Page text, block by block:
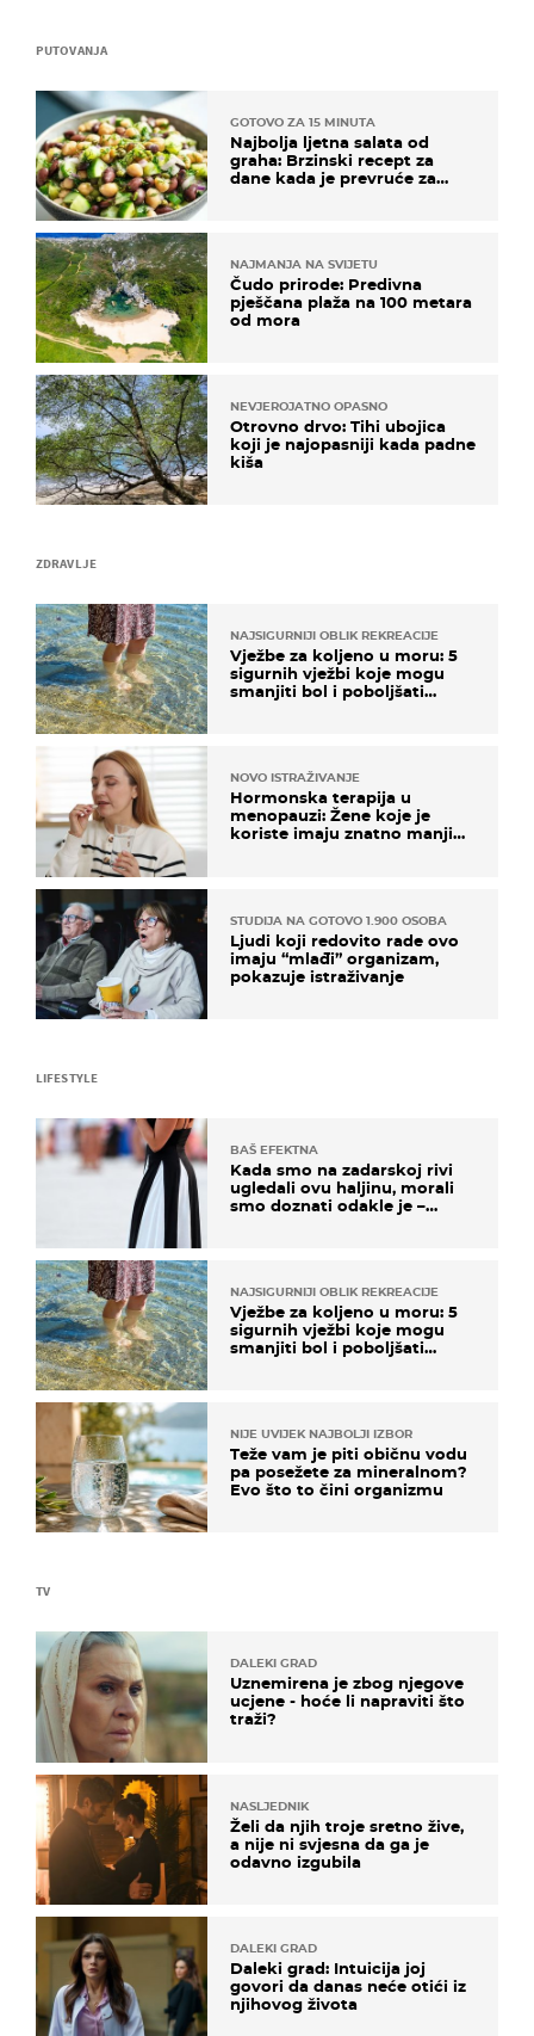
ZDRAVLJE
NAJSIGURNIJI OBLIK REKREACIJE
Vježbe za koljeno u moru: 5
sigurnih vježbi koje mogu
smanjiti bol i poboljšati
NOVO ISTRAŽIVANJE
Hormonska terapija u
menopauzi: Žene koje je
koriste imaju znatno manji
STUDIJA NA GOTOVO 1.900 OSOBA
Ljudi koji redovito rade ovo
imaju “mlađi” organizam,
pokazuje istraživanje
TV
DALEKI GRAD
Uznemirena je zbog njegove
ucjene - hoće li napraviti što
traži?
NASLJEDNIK
Želi da njih troje sretno žive,
a nije ni svjesna da ga je
odavno izgubila
DALEKI GRAD
Daleki grad: Intuicija joj
govori da danas neće otići iz
njihovog života
PUTOVANJA
GOTOVO ZA 15 MINUTA
Najbolja ljetna salata od
graha: Brzinski recept za
dane kada je prevruće za
NAJMANJA NA SVIJETU
Čudo prirode: Predivna
pješčana plaža na 100 metara
od mora
NEVJEROJATNO OPASNO
Otrovno drvo: Tihi ubojica
koji je najopasniji kada padne
kiša
LIFESTYLE
BAŠ EFEKTNA
Kada smo na zadarskoj rivi
ugledali ovu haljinu, morali
smo doznati odakle je –
NAJSIGURNIJI OBLIK REKREACIJE
Vježbe za koljeno u moru: 5
sigurnih vježbi koje mogu
smanjiti bol i poboljšati
NIJE UVIJEK NAJBOLJI IZBOR
Teže vam je piti običnu vodu
pa posežete za mineralnom?
Evo što to čini organizmu